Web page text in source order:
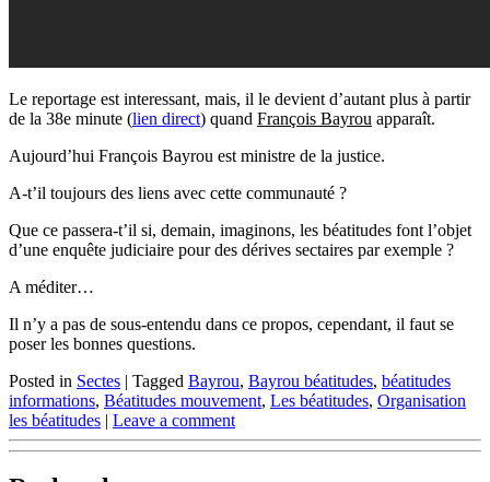
Le reportage est interessant, mais, il le devient d’autant plus à partir
de la 38e minute (lien direct) quand François Bayrou apparaît.
Aujourd’hui François Bayrou est ministre de la justice.
A-t’il toujours des liens avec cette communauté ?
Que ce passera-t’il si, demain, imaginons, les béatitudes font l’objet
d’une enquête judiciaire pour des dérives sectaires par exemple ?
A méditer…
Il n’y a pas de sous-entendu dans ce propos, cependant, il faut se
poser les bonnes questions.
Posted in Sectes | Tagged Bayrou, Bayrou béatitudes, béatitudes
informations, Béatitudes mouvement, Les béatitudes, Organisation
les béatitudes | Leave a comment